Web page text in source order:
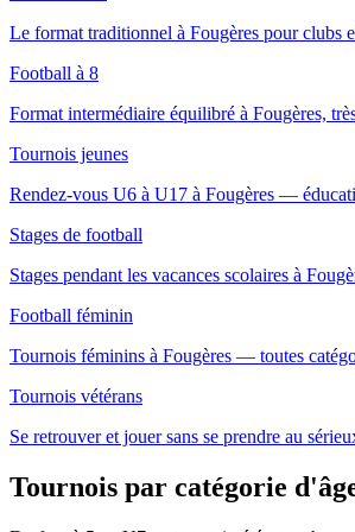
Le format traditionnel à Fougères pour clubs
Football à 8
Format intermédiaire équilibré à Fougères,
Tournois jeunes
Rendez-vous U6 à U17 à Fougères —
Stages de football
Stages pendant les vacances scolaires à
Football féminin
Tournois féminins à Fougères — toutes
Tournois vétérans
Se retrouver et jouer sans se prendre au
Tournois par catégorie